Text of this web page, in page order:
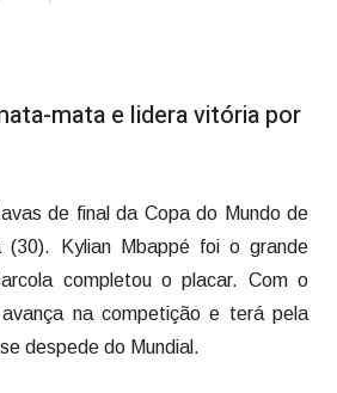
mata e lidera vitória por
de final da Copa do Mundo de
Kylian Mbappé foi o grande
completou o placar. Com o
na competição e terá pela
despede do Mundial.